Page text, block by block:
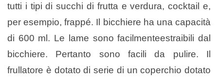
tutti i tipi di succhi di frutta e verdura, cocktail e,
per esempio,frappé. Il bicchiere ha una capacità
di 600 ml. Le lame sono facilmenteestraibili dal
bicchiere. Pertanto sono facili da pulire. Il
frullatore è dotatodi serie di un coperchio dotato